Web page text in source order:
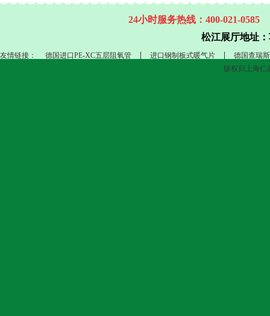
24小时服务热线：400-021-0585
松江展厅地址：
友情链接： 德国进口PE-XC五层阻氧管 进口钢制板式暖气片
德国查瑞斯
版权归上海